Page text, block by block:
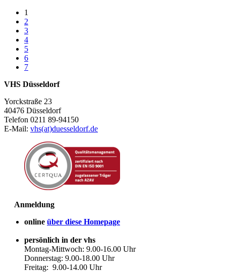
1
2
3
4
5
6
7
VHS Düsseldorf
Yorckstraße 23
40476 Düsseldorf
Telefon 0211 89-94150
E-Mail: vhs(at)duesseldorf.de
Anmeldung
online über diese Homepage
persönlich in der vhs
Montag-Mittwoch: 9.00-16.00 Uhr
Donnerstag: 9.00-18.00 Uhr
Freitag: 9.00-14.00 Uhr